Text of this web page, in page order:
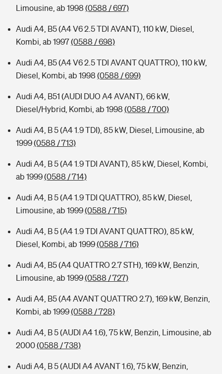
Limousine, ab 1998 (0588 / 697)
Audi A4, B5 (A4 V6 2.5 TDI AVANT), 110 kW, Diesel,
Kombi, ab 1997(0588 / 698)
Audi A4, B5 (A4 V6 2.5 TDI AVANT QUATTRO), 110 kW,
Diesel, Kombi, ab 1998 (0588 / 699)
Audi A4, B51 (AUDI DUO A4 AVANT), 66 kW,
Diesel/Hybrid, Kombi, ab 1998 (0588 / 700)
Audi A4, B 5 (A4 1.9 TDI), 85 kW, Diesel, Limousine, ab
1999(0588 / 713)
Audi A4, B 5 (A4 1.9 TDI AVANT), 85 kW, Diesel, Kombi,
ab 1999(0588 / 714)
Audi A4, B 5 (A4 1.9 TDI QUATTRO), 85 kW, Diesel,
Limousine, ab 1999(0588 / 715)
Audi A4, B 5 (A4 1.9 TDI AVANT QUATTRO), 85 kW,
Diesel, Kombi, ab 1999(0588 / 716)
Audi A4, B5 (A4 QUATTRO 2.7 STH), 169 kW, Benzin,
Limousine, ab 1999(0588 / 727)
Audi A4, B5 (A4 AVANT QUATTRO 2.7), 169 kW, Benzin,
Kombi, ab 1999(0588 / 728)
Audi A4, B 5 (AUDI A4 1.6), 75 kW, Benzin, Limousine, ab
2000(0588 / 738)
Audi A4, B 5 (AUDI A4 AVANT 1.6), 75 kW, Benzin,